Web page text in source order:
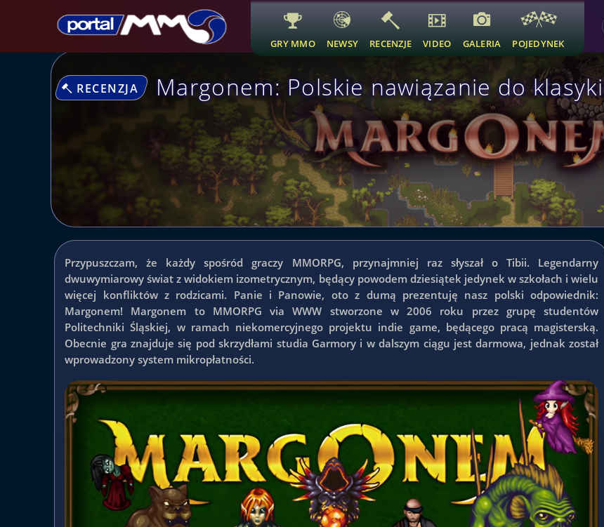
GRY MMO NEWSY RECENZJE VIDEO GALERIA POJEDYNEK
RECENZJA Margonem: Polskie nawiązanie do klasyki
Przypuszczam, że każdy spośród graczy MMORPG, przynajmniej raz słyszał o Tibii. Legendarny
dwuwymiarowy świat z widokiem izometrycznym, będący powodem dziesiątek jedynek w szkołach i wielu
więcej konfliktów z rodzicami. Panie i Panowie, oto z dumą prezentuję nasz polski odpowiednik:
Margonem! Margonem to MMORPG via WWW stworzone w 2006 roku przez grupę studentów
Politechniki Śląskiej, w ramach niekomercyjnego projektu indie game, będącego pracą magisterską.
Obecnie gra znajduje się pod skrzydłami studia Garmory i w dalszym ciągu jest darmowa, jednak został
wprowadzony system mikropłatności.